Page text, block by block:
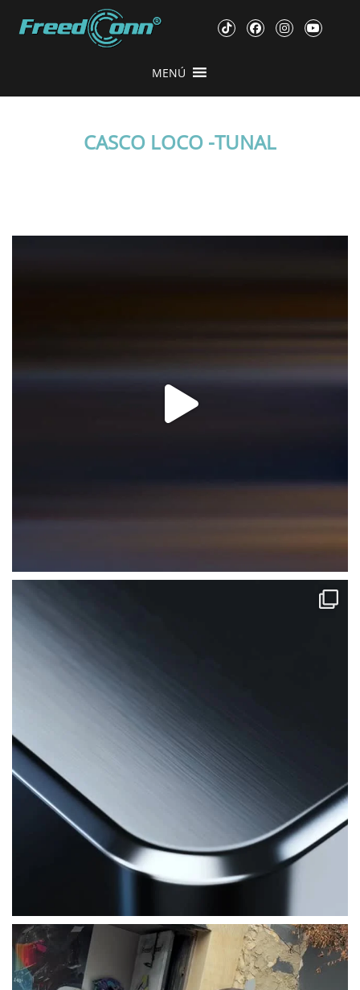
MENÚ
CASCO LOCO -TUNAL